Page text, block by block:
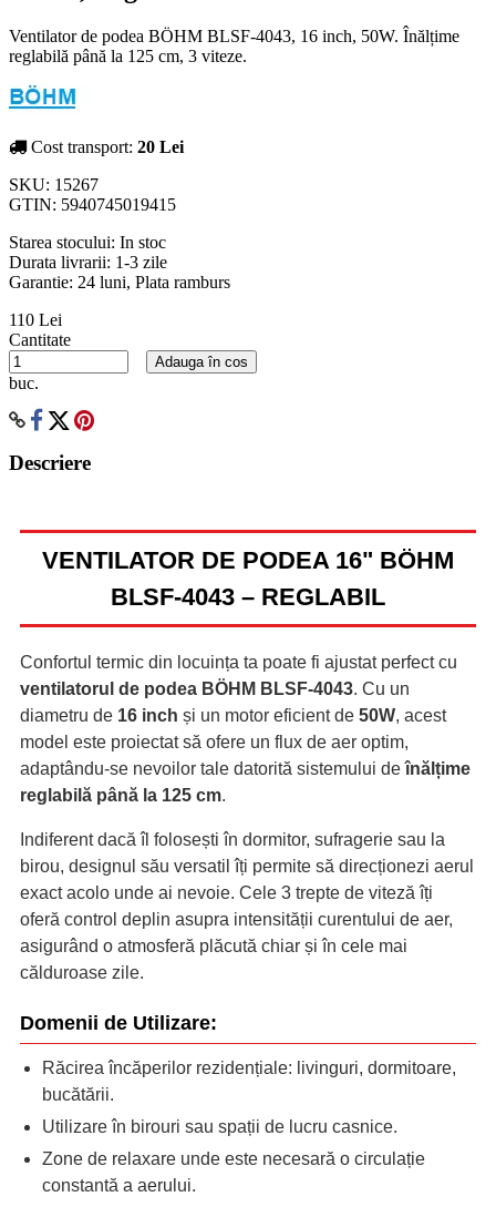
Ventilator de podea BÖHM BLSF-4043, 16 inch, 50W. Înălțime
reglabilă până la 125 cm, 3 viteze.
Cost transport: 20 Lei
SKU: 15267
GTIN: 5940745019415
Starea stocului: In stoc
Durata livrarii: 1-3 zile
Garantie: 24 luni, Plata ramburs
110 Lei
Cantitate
buc.
Adauga în cos
Descriere
VENTILATOR DE PODEA 16" BÖHM
BLSF-4043 – REGLABIL
Confortul termic din locuința ta poate fi ajustat perfect cu
ventilatorul de podea BÖHM BLSF-4043. Cu un
diametru de 16 inch și un motor eficient de 50W, acest
model este proiectat să ofere un flux de aer optim,
adaptându-se nevoilor tale datorită sistemului deînălțime
reglabilă până la 125 cm.
Indiferent dacă îl folosești în dormitor, sufragerie sau la
birou, designul său versatil îți permite să direcționezi aerul
exact acolo unde ai nevoie. Cele 3 trepte de viteză îți
oferă control deplin asupra intensității curentului de aer,
asigurând o atmosferă plăcută chiar și în cele mai
călduroase zile.
Domenii de Utilizare:
Răcirea încăperilor rezidențiale: livinguri, dormitoare,
bucătării.
Utilizare în birouri sau spații de lucru casnice.
Zone de relaxare unde este necesară o circulație
constantă a aerului.